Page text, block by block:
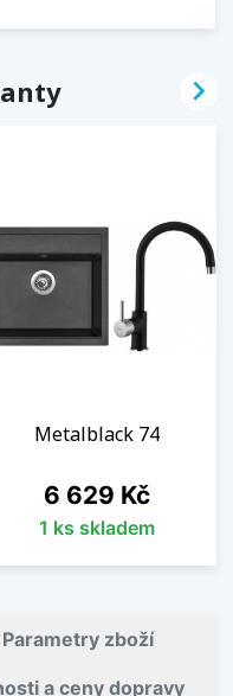
Metalblack 74
Cena
6 629 Kč
1 ks skladem

Parametry zboží
a ceny dopravy